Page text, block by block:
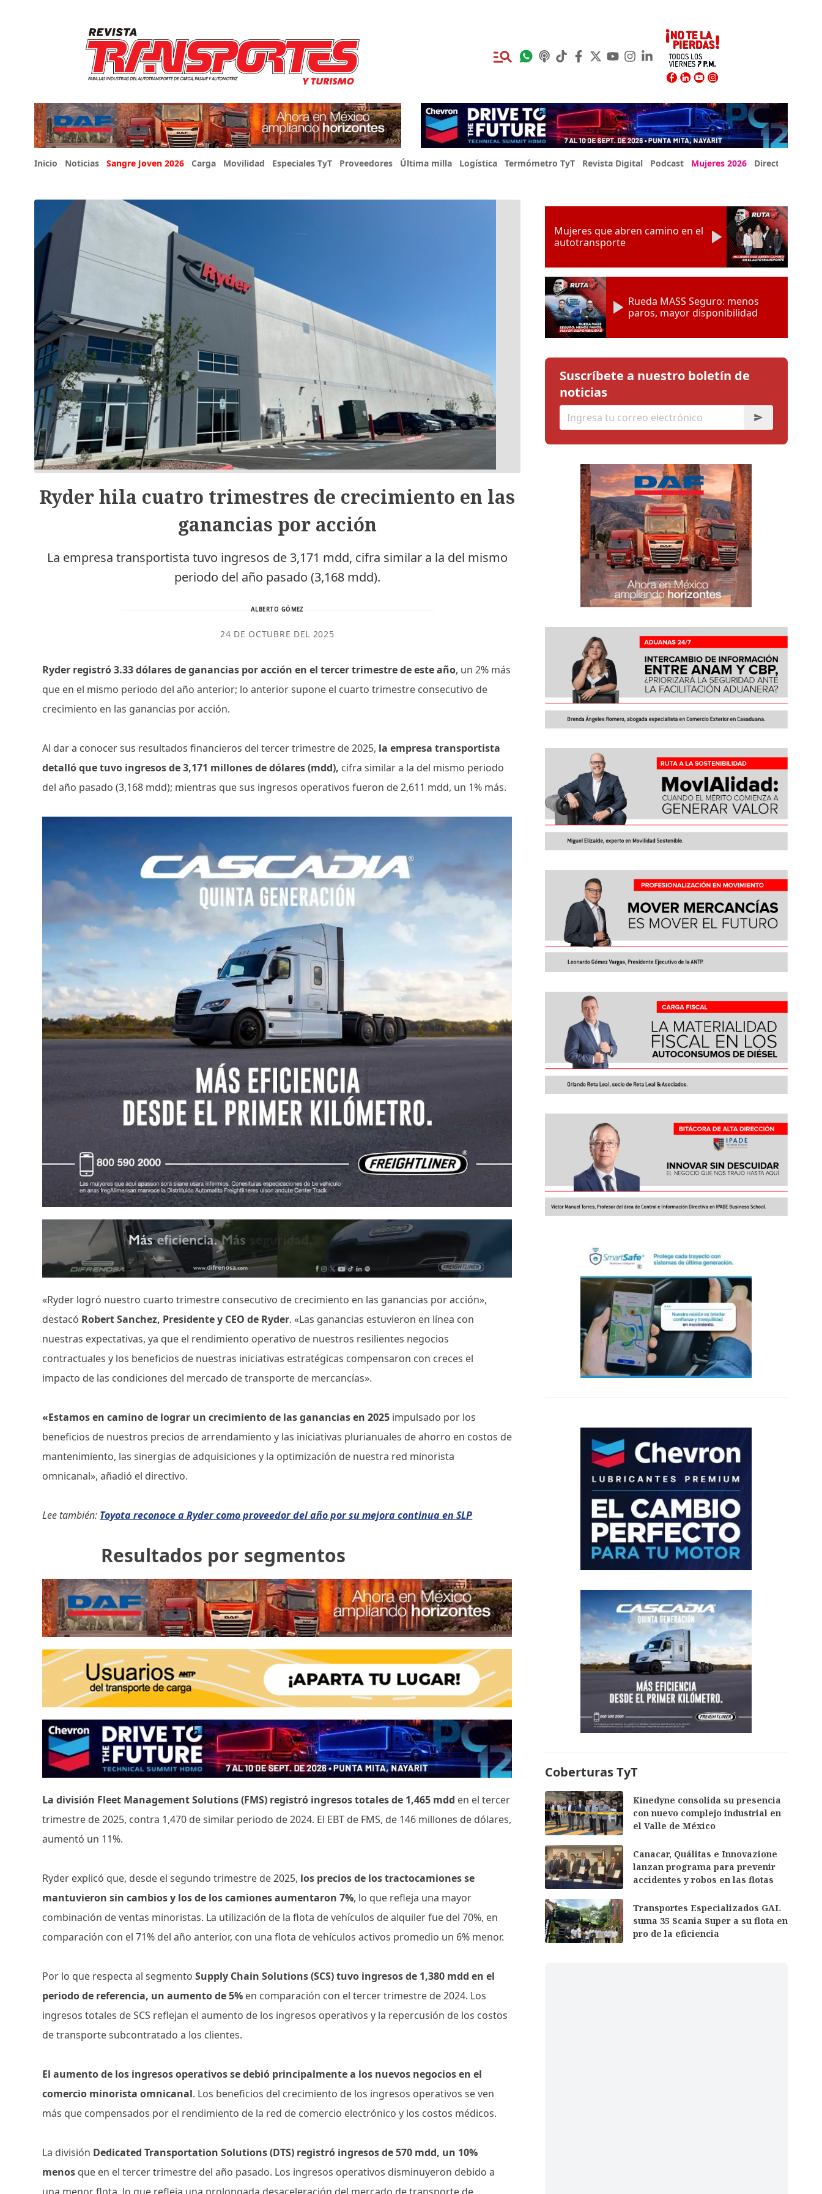
Inicio Noticias Sangre Joven 2026 Carga Movilidad Especiales TyT Proveedores Última milla Logística Termómetro TyT Revista Digital Podcast Mujeres 2026 Directorio Expo
Ryder hila cuatro trimestres de crecimiento en las
ganancias por acción
La empresa transportista tuvo ingresos de 3,171 mdd, cifra similar a la del mismo
periodo del año pasado (3,168 mdd).
ALBERTO GÓMEZ
24 DE OCTUBRE DEL 2025
Ryder registró 3.33 dólares de ganancias por acción en el tercer trimestre de este año, un 2% más
que en el mismo periodo del año anterior; lo anterior supone el cuarto trimestre consecutivo de
crecimiento en las ganancias por acción.
Al dar a conocer sus resultados financieros del tercer trimestre de 2025, la empresa transportista
detalló que tuvo ingresos de 3,171 millones de dólares (mdd), cifra similar a la del mismo periodo
del año pasado (3,168 mdd); mientras que sus ingresos operativos fueron de 2,611 mdd, un 1% más.
«Ryder logró nuestro cuarto trimestre consecutivo de crecimiento en las ganancias por acción»,
destacó Robert Sanchez, Presidente y CEO de Ryder. «Las ganancias estuvieron en línea con
nuestras expectativas, ya que el rendimiento operativo de nuestros resilientes negocios
contractuales y los beneficios de nuestras iniciativas estratégicas compensaron con creces el
impacto de las condiciones del mercado de transporte de mercancías».
«Estamos en camino de lograr un crecimiento de las ganancias en 2025 impulsado por los
beneficios de nuestros precios de arrendamiento y las iniciativas plurianuales de ahorro en costos de
mantenimiento, las sinergias de adquisiciones y la optimización de nuestra red minorista
omnicanal», añadió el directivo.
Lee también: Toyota reconoce a Ryder como proveedor del año por su mejora continua en SLP
Resultados por segmentos
La división Fleet Management Solutions (FMS) registró ingresos totales de 1,465 mdd en el tercer
trimestre de 2025, contra 1,470 de similar periodo de 2024. El EBT de FMS, de 146 millones de dólares,
aumentó un 11%.
Ryder explicó que, desde el segundo trimestre de 2025, los precios de los tractocamiones se
mantuvieron sin cambios y los de los camiones aumentaron 7%, lo que refleja una mayor
combinación de ventas minoristas. La utilización de la flota de vehículos de alquiler fue del 70%, en
comparación con el 71% del año anterior, con una flota de vehículos activos promedio un 6% menor.
Por lo que respecta al segmentoSupply Chain Solutions (SCS) tuvo ingresos de 1,380 mdd en el
periodo de referencia, un aumento de 5% en comparación con el tercer trimestre de 2024. Los
ingresos totales de SCS reflejan el aumento de los ingresos operativos y la repercusión de los costos
de transporte subcontratado a los clientes.
El aumento de los ingresos operativos se debió principalmente a los nuevos negocios en el
comercio minorista omnicanal. Los beneficios del crecimiento de los ingresos operativos se ven
más que compensados ​​por el rendimiento de la red de comercio electrónico y los costos médicos.
La división Dedicated Transportation Solutions (DTS) registró ingresos de 570 mdd, un 10%
menos que en el tercer trimestre del año pasado. Los ingresos operativos disminuyeron debido a
Mujeres que abren camino en el
autotransporte
Rueda MASS Seguro: menos
paros, mayor disponibilidad
Suscríbete a nuestro boletín de
noticias
Coberturas TyT
Kinedyne consolida su presencia
con nuevo complejo industrial en
el Valle de México
Canacar, Quálitas e Innovazione
lanzan programa para prevenir
accidentes y robos en las flotas
Transportes Especializados GAL
suma 35 Scania Super a su flota en
pro de la eficiencia